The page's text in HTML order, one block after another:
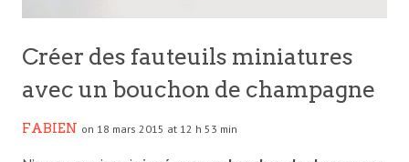
Créer des fauteuils miniatures
avec un bouchon de champagne
FABIEN on 18 mars 2015 at 12 h 53 min